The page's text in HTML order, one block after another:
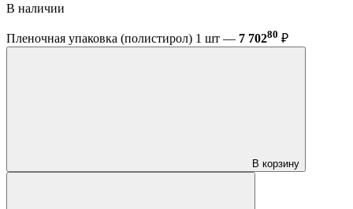
В наличии
Пленочная упаковка (полистирол) 1 шт — 7 70280 ₽
В корзину